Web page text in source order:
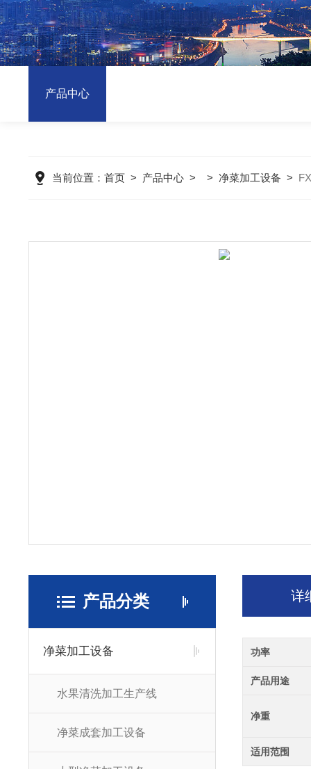
产品中心
当前位置： 首页> 产品中心> > 净菜加工设备 >
产品分类
净菜加工设备
水果清洗加工生产线
净菜成套加工设备
详
功率
产品用途
净重
适用范围